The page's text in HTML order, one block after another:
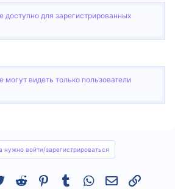
для зарегистрированных
видеть только пользователи
нужно войти/зарегистрироваться
TwitterReddit Pinterest
Tumblr WhatsAppСсылка